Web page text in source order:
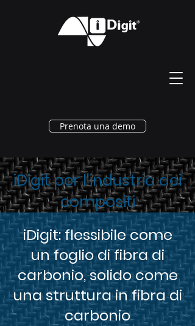
Prenota una demo
iDigit per l'industria dei
compositi
iDigit: flessibile come
un foglio di fibra di
carbonio, solido come
una struttura in fibra di
carbonio